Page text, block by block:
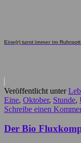
Eine(r) turnt immer im
Veröffentlicht unter
Eine, Oktober, Stunde,
Schreibe einen
Der Bio